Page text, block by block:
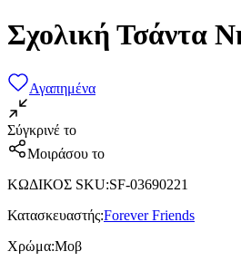
Σχολική Τσάντα
Αγαπημένα
Σύγκρινέ το
Μοιράσου το
ΚΩΔΙΚΟΣ SKU:SF-03690221
Κατασκευαστής:Forever Friends
Χρώμα:Μοβ